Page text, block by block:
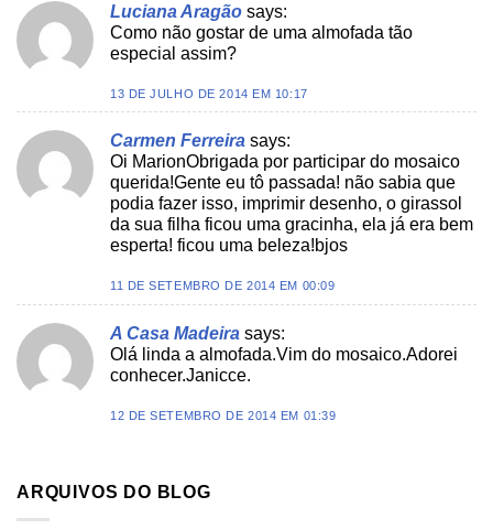
Luciana Aragão says:
Como não gostar de uma almofada tão
especial assim?
13 DE JULHO DE 2014 EM 10:17
Carmen Ferreira says:
Oi MarionObrigada por participar do mosaico
querida!Gente eu tô passada! não sabia que
podia fazer isso, imprimir desenho, o girassol
da sua filha ficou uma gracinha, ela já era bem
esperta! ficou uma beleza!bjos
11 DE SETEMBRO DE 2014 EM 00:09
A Casa Madeira says:
Olá linda a almofada.Vim do mosaico.Adorei
conhecer.Janicce.
12 DE SETEMBRO DE 2014 EM 01:39
ARQUIVOS DO BLOG